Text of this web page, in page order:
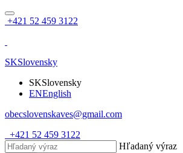
+421 52 459 3122
SKSlovensky
SKSlovensky
ENEnglish
obecslovenskaves@gmail.com
+421 52 459 3122
Hľadaný výraz